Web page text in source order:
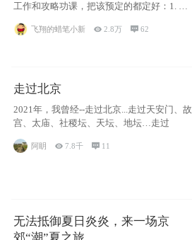
工作和攻略功课，把该预定的都定好：1. 酒
飞翔的蜡笔小新 2.8万 62
走过北京
2021年，我曾经--走过北京...走过天安门、故
宫、太庙、社稷坛、天坛、地坛…走过
阿眀 7.8千  11
无法抵御夏日炎炎，来一场京